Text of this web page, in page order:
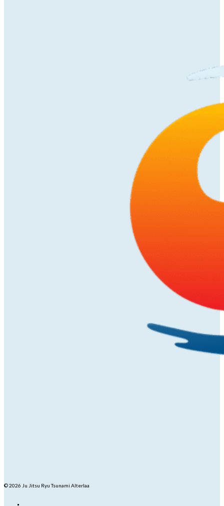
© 2026 Ju Jitsu Ryu Tsunami Alterlaa